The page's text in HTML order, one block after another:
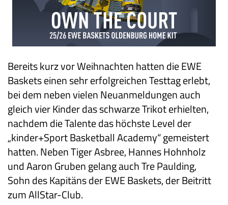
Bereits kurz vor Weihnachten hatten die EWE
Baskets einen sehr erfolgreichen Testtag erlebt,
bei dem neben vielen Neuanmeldungen auch
gleich vier Kinder das schwarze Trikot erhielten,
nachdem die Talente das höchste Level der
„kinder+Sport Basketball Academy“ gemeistert
hatten. Neben Tiger Asbree, Hannes Hohnholz
und Aaron Gruben gelang auch Tre Paulding,
Sohn des Kapitäns der EWE Baskets, der Beitritt
zum AllStar-Club.